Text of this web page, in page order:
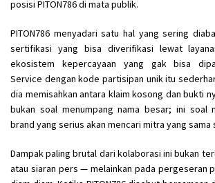
posisi PITON786 di mata publik.
PITON786 menyadari satu hal yang sering
sertifikasi yang bisa diverifikasi lewat
ekosistem kepercayaan yang gak bisa
Service dengan kode partisipan unik itu
dia memisahkan antara klaim kosong dan bukti
bukan soal menumpang nama besar; ini soal
brand yang serius akan mencari mitra yang sama
Dampak paling brutal dari kolaborasi ini bukan
atau siaran pers — melainkan pada pergeseran